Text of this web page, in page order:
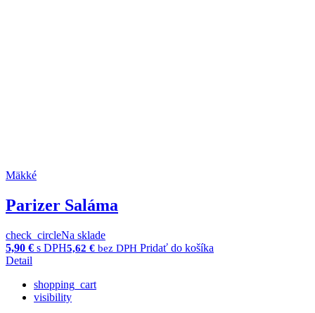
Mäkké
Parizer Saláma
check_circleNa sklade
5,90 € s DPH5,62 € bez DPH Pridať do košíka
Detail
shopping_cart
visibility